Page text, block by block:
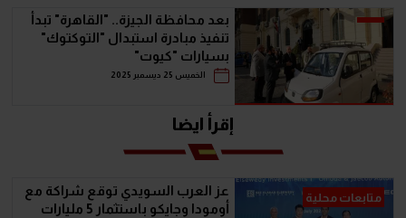
بعد محافظة الجيزة.. "القاهرة" تبدأ
تنفيذ مبادرة استبدال "التوكتوك"
بسيارات "كيوت"
الخميس 25 ديسمبر 2025
إقرأ ايضا
متابعات محلية
عز العرب السويدي توقع شراكة مع
أومودا وجايكو باستثمار 5 مليارات